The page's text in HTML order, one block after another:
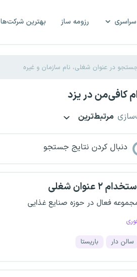
رزومه ساز بهترین شرکت‌ها
کافی‌من در یزد
مرتبط‌ترین
دنبال کردن نتایج جستجو
۲ عنوان شغلی
فعال در حوزه صنایع غذایی
سالن دار باریستا